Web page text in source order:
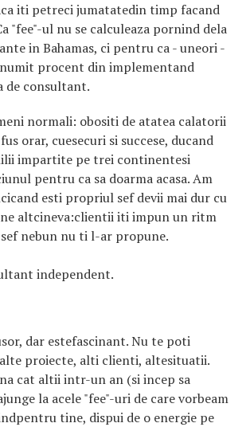
iti petreci jumatatedin timp facand
"fee"-ul nu se calculeaza pornind dela
in Bahamas, ci pentru ca - uneori -
procent din implementand
de consultant.
normali: obositi de atatea calatorii
orar, cuesecuri si succese, ducand
impartite pe trei continentesi
pentru ca sa doarma acasa. Am
esti propriul sef devii mai dur cu
altcineva:clientii iti impun un ritm
nebun nu ti l-ar propune.
independent.
dar estefascinant. Nu te poti
proiecte, alti clienti, altesituatii.
cat altii intr-un an (si incep sa
la acele "fee"-uri de care vorbeam
tine, dispui de o energie pe